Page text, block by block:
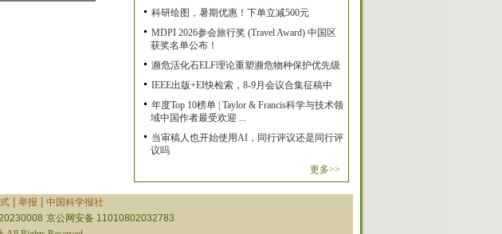
科研绘图，暑期优惠！下单立减500元
MDPI 2026参会旅行奖 (Travel Award) 中国区
获奖名单公布！
濒危活化石ELF理论重塑濒危物种保护优先级
IEEE出版+EI快检索，8-9月会议合集征稿中
年度Top 10榜单 | Taylor & Francis科学与技术领
域中国作者最受欢迎 ...
当审稿人也开始使用AI，同行评议还是同行评
议吗
更多>>
| 举报
中国科学报社
京公网安备 11010802032783